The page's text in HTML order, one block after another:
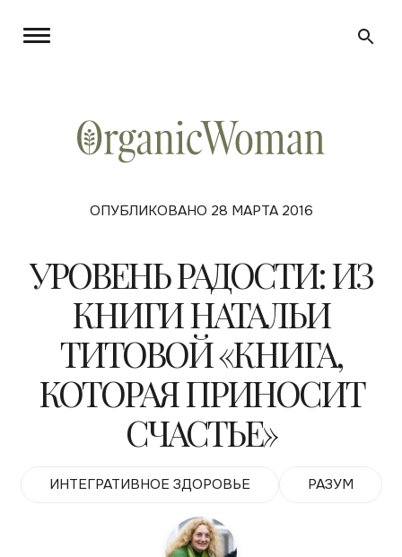
ОПУБЛИКОВАНО 28 МАРТА 2016
УРОВЕНЬ РАДОСТИ: ИЗ
КНИГИ НАТАЛЬИ
ТИТОВОЙ «КНИГА,
КОТОРАЯ ПРИНОСИТ
СЧАСТЬЕ»
ИНТЕГРАТИВНОЕ ЗДОРОВЬЕ РАЗУМ